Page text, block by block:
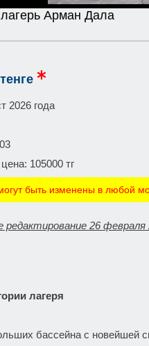
лагерь Арман Дала
2026 года
105000 тг
быть изменены в любой
редактирование 26 февраля
лагеря
бассейна с новейшей